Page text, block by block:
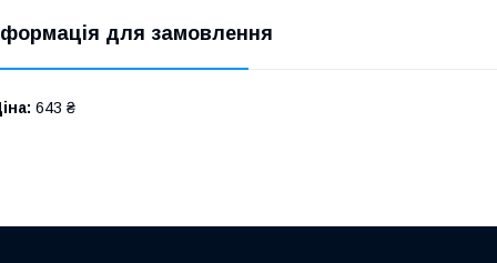
для замовлення
643 ₴